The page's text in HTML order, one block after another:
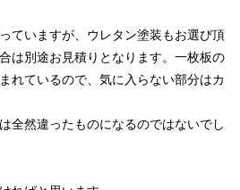
ていますが、ウレタン塗装もお選び頂
は別途お見積りとなります。一枚板の
れているので、気に入らない部分はカ
全然違ったものになるのではないでし